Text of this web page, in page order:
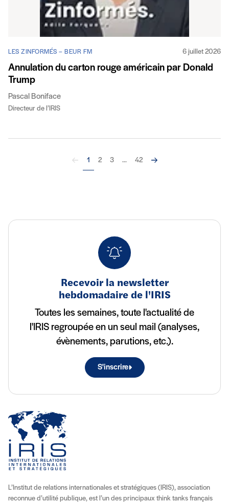
LES ZINFORMÉS – BEUR FM 6 juillet 2026
Annulation du carton rouge américain par Donald
Trump
Pascal Boniface
Directeur de l’IRIS
Précédent
1 2 3 ... 42 Suivant
Recevoir la newsletter
hebdomadaire de l'IRIS
Toutes les semaines, toute l'actualité de
l'IRIS regroupée en un seul mail (analyses,
évènements, parutions, etc.).
S'inscrire
L’Institut de relations internationales et stratégiques (IRIS), association
reconnue d’utilité publique, est l’un des principaux think tanks français